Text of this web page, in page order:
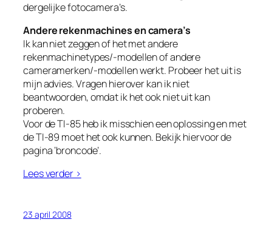
dergelijke fotocamera’s.
Andere rekenmachines en camera’s
Ik kan niet zeggen of het met andere
rekenmachinetypes/-modellen of andere
cameramerken/-modellen werkt. Probeer het uit is
mijn advies. Vragen hierover kan ik niet
beantwoorden, omdat ik het ook niet uit kan
proberen.
Voor de TI-85 heb ik misschien een oplossing en met
de TI-89 moet het ook kunnen. Bekijk hiervoor de
pagina ‘broncode’.
Lees verder >
23 april 2008